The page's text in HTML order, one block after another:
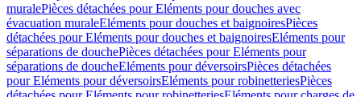
muralePièces détachées pour Eléments pour douches avec
évacuation muraleEléments pour douches et baignoiresPièces
détachées pour Eléments pour douches et baignoiresEléments pour
séparations de douchePièces détachées pour Eléments pour
séparations de doucheEléments pour déversoirsPièces détachées
pour Eléments pour déversoirsEléments pour robinetteriesPièces